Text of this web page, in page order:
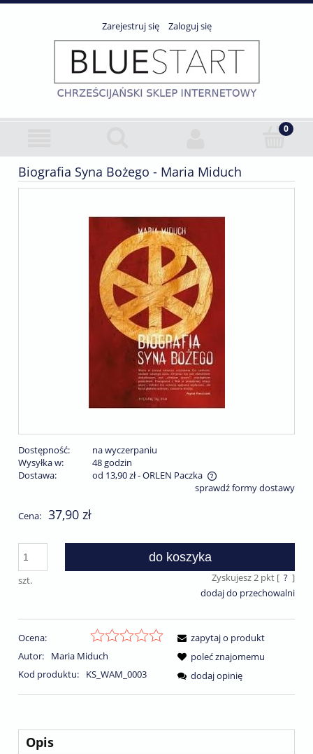
Zarejestruj się Zaloguj się
Biografia Syna Bożego - Maria Miduch
Dostępność:
na wyczerpaniu
Wysyłka w:
48 godzin
Dostawa:
od 13,90 zł- ORLEN Paczka
Cena nie zawiera ewentualnych kosztów płatnościsprawdź formy dostawy
Cena: 37,90 zł
szt.
do koszyka
Zyskujesz2pkt [ ? ]
dodaj do przechowalni
Ocena:
Autor:
Maria Miduch
Kod produktu:
KS_WAM_0003
zapytaj o produkt
poleć znajomemu
dodaj opinię
Opis